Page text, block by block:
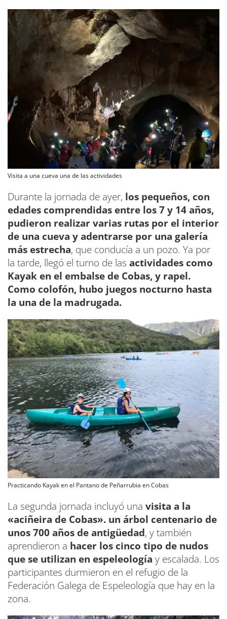
Visita a una cueva una de las actividades
Durante la jornada de ayer, los pequeños, con
edades comprendidas entre los 7 y 14 años,
pudieron realizar varias rutas por el interior
de una cueva y adentrarse por una galería
más estrecha, que conducía a un pozo. Ya por
la tarde, llegó el turno de las actividades como
Kayak en el embalse de Cobas, y rapel.
Como colofón, hubo juegos nocturno hasta
la una de la madrugada.
Practicando Kayak en el Pantano de Peñarrubia en Cobas
La segunda jornada incluyó una visita a la
«aciñeira de Cobas». un árbol centenario de
unos 700 años de antigüedad, y también
aprendieron a hacer los cinco tipo de nudos
que se utilizan en espeleología y escalada. Los
participantes durmieron en el refugio de la
Federación Galega de Espeleología que hay en la
zona.